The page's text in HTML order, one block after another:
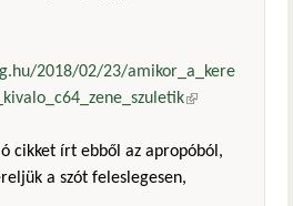
2018/02/23/amikor_a_kere
(külső
cikket írt ebből az apropóból,
a szót feleslegesen,